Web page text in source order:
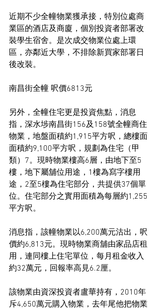
近期不少全幢物業獲承接，特別位處商
業區的酒店及商廈，個別投資者部署改
裝學生宿舍。是次成交物業位處上環
區，亦鄰近大學，不排除新買家部署日
後改裝。
南昌街全幢 呎價6813元
另外，全幢住宅更是投資焦點，消息
指，深水埗南昌街156及158號全幢商住
物業，地盤面積約1,915平方呎，總樓面
面積約9,100平方呎，規劃為住宅（甲
類）7。現時物業樓高6層，由地下至5
樓，地下屬舖位用途，1樓為寫字樓用
途，2至5樓為住宅部分，共提供37個單
位。住宅部分之實用面積為每層約1,255
平方呎。
消息指，該幢物業以6,200萬元沽出，呎
價約6,813元。現時物業商舖由家品店租
用，連同樓上住宅單位，每月租金收入
約32萬元，回報率高見6.2厘。
該物業由資深投資者盧華持有，2010年
斥4,650萬元購入物業，去年尾他把物業